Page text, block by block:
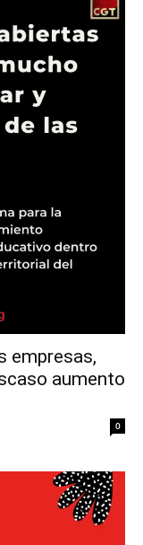
empresas,
aumento
0